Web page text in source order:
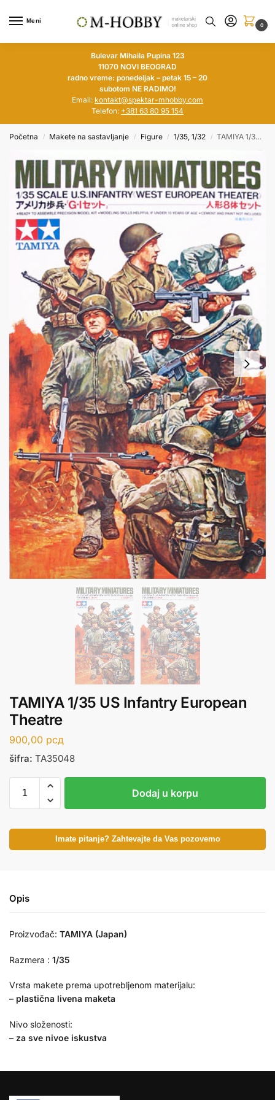
Meni
0
Bulevar Mihaila Pupina 123
11070 NOVI BEOGRAD
radno vreme: ponedeljak – petak 15 – 20
subotom NE RADIMO!
Email: kontakt@spektar-mhobby.com
Telefon: +381 63 80 95 154
Početna / Makete na sastavljanje / Figure / 1/35, 1/32 / TAMIYA 1/35 US Infantry European Theatre
TAMIYA 1/35 US Infantry European
Theatre
900,00 рсд
šifra: TA35048
Dodaj u korpu
Imate pitanje? Zahtevajte da Vas pozovemo
Opis
Proizvođač: TAMIYA (Japan)
Razmera : 1/35
Vrsta makete prema upotrebljenom materijalu:
– plastična livena maketa
Nivo složenosti:
– za sve nivoe iskustva